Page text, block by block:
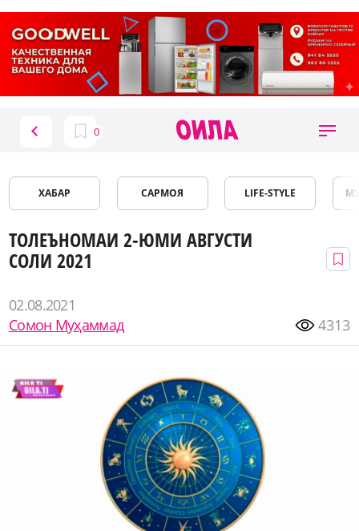
ХАБАР САРМОЯ LIFE-STYLE
ТОЛЕЪНОМАИ 2-ЮМИ АВГУСТИ
СОЛИ 2021
02.08.2021
Сомон Муҳаммад
4313